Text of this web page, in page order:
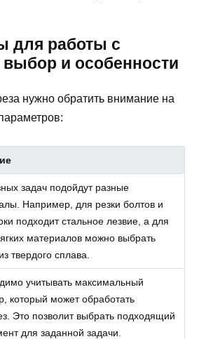
для работы с
и особенности
нужно обратить внимание на
задач подойдут разные
Например, для резки болтов и
подходит стальное лезвие, а для
материалов можно выбрать
твердого сплава.
учитывать максимальный
который может обработать
Это позволит выбрать подходящий
для заданной задачи.